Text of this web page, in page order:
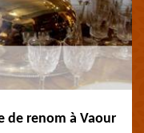
de renom à Vaour